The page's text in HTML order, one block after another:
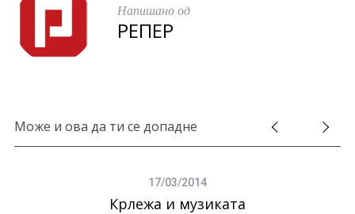
Напишано од
РЕПЕР
Може и ова да ти се допадне
17/03/2014
Крлежа и музиката